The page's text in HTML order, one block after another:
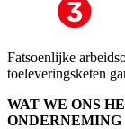
Fatsoenlijke
toeleveringsketen
WAT WE ONS
ONDERNEMING